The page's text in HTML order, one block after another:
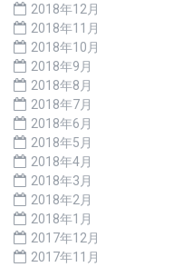
2018年12月
2018年11月
2018年10月
2018年9月
2018年8月
2018年7月
2018年6月
2018年5月
2018年4月
2018年3月
2018年2月
2018年1月
2017年12月
2017年11月